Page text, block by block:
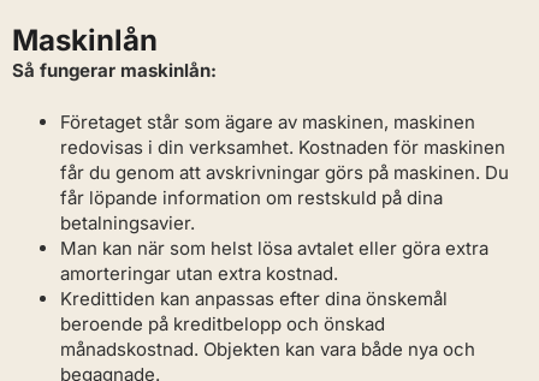
Maskinlån
Så fungerar maskinlån:
Företaget står som ägare av maskinen, maskinen
redovisas i din verksamhet. Kostnaden för maskinen
får du genom att avskrivningar görs på maskinen. Du
får löpande information om restskuld på dina
betalningsavier.
Man kan när som helst lösa avtalet eller göra extra
amorteringar utan extra kostnad.
Kredittiden kan anpassas efter dina önskemål
beroende på kreditbelopp och önskad
månadskostnad. Objekten kan vara både nya och
begagnade.